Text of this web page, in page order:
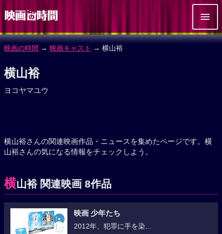
映画の時間 → 映画キャスト → 横山裕
横山裕
ヨコヤマユウ
横山裕さんの関連映画作品・ニュースを集めたページです。横
山裕さんの気になる情報をチェックしよう。
横山裕 関連映画 8作品
映画 少年たち
2012年、犯罪に手を染...